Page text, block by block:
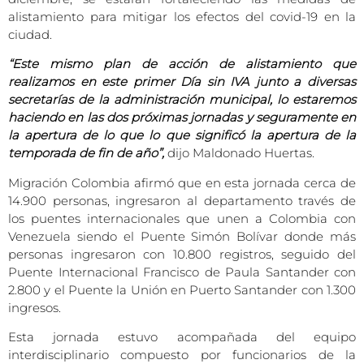
alistamiento para mitigar los efectos del covid-19 en la
ciudad.
“Este mismo plan de acción de alistamiento que
realizamos en este primer Día sin IVA junto a diversas
secretarías de la administración municipal, lo estaremos
haciendo en las dos próximas jornadas y seguramente en
la apertura de lo que lo que significó la apertura de la
temporada de fin de año”, dijo Maldonado Huertas.
Migración Colombia afirmó que en esta jornada cerca de
14.900 personas, ingresaron al departamento través de
los puentes internacionales que unen a Colombia con
Venezuela siendo el Puente Simón Bolívar donde más
personas ingresaron con 10.800 registros, seguido del
Puente Internacional Francisco de Paula Santander con
2.800 y el Puente la Unión en Puerto Santander con 1.300
ingresos.
Esta jornada estuvo acompañada del equipo
interdisciplinario compuesto por funcionarios de la